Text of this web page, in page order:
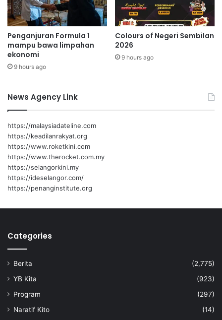
A
m
p
a
n
g
a
k
S
K
L
a
b
u
Penganjuran Formula 1
mampu bawa limpahan
ekonomi
9 hours ago
Colours of Negeri Sembilan
2026
9 hours ago
News Agency Link
https://malaysiadateline.com
https://keadilanrakyat.org
https://www.roketkini.com
https://www.therocket.com.my
https://selangorkini.my
https://ideselangor.com/
https://penanginstitute.org
Categories
Berita
(2,775)
YB Kita
(923)
Program
(297)
Naratif Kito
(14)